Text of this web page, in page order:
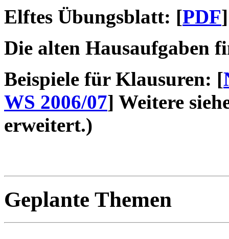
Elftes Übungsblatt: [PDF
Die alten Hausaufgaben
Beispiele für Klausuren: [
WS 2006/07] Weitere
erweitert.)
Geplante Themen